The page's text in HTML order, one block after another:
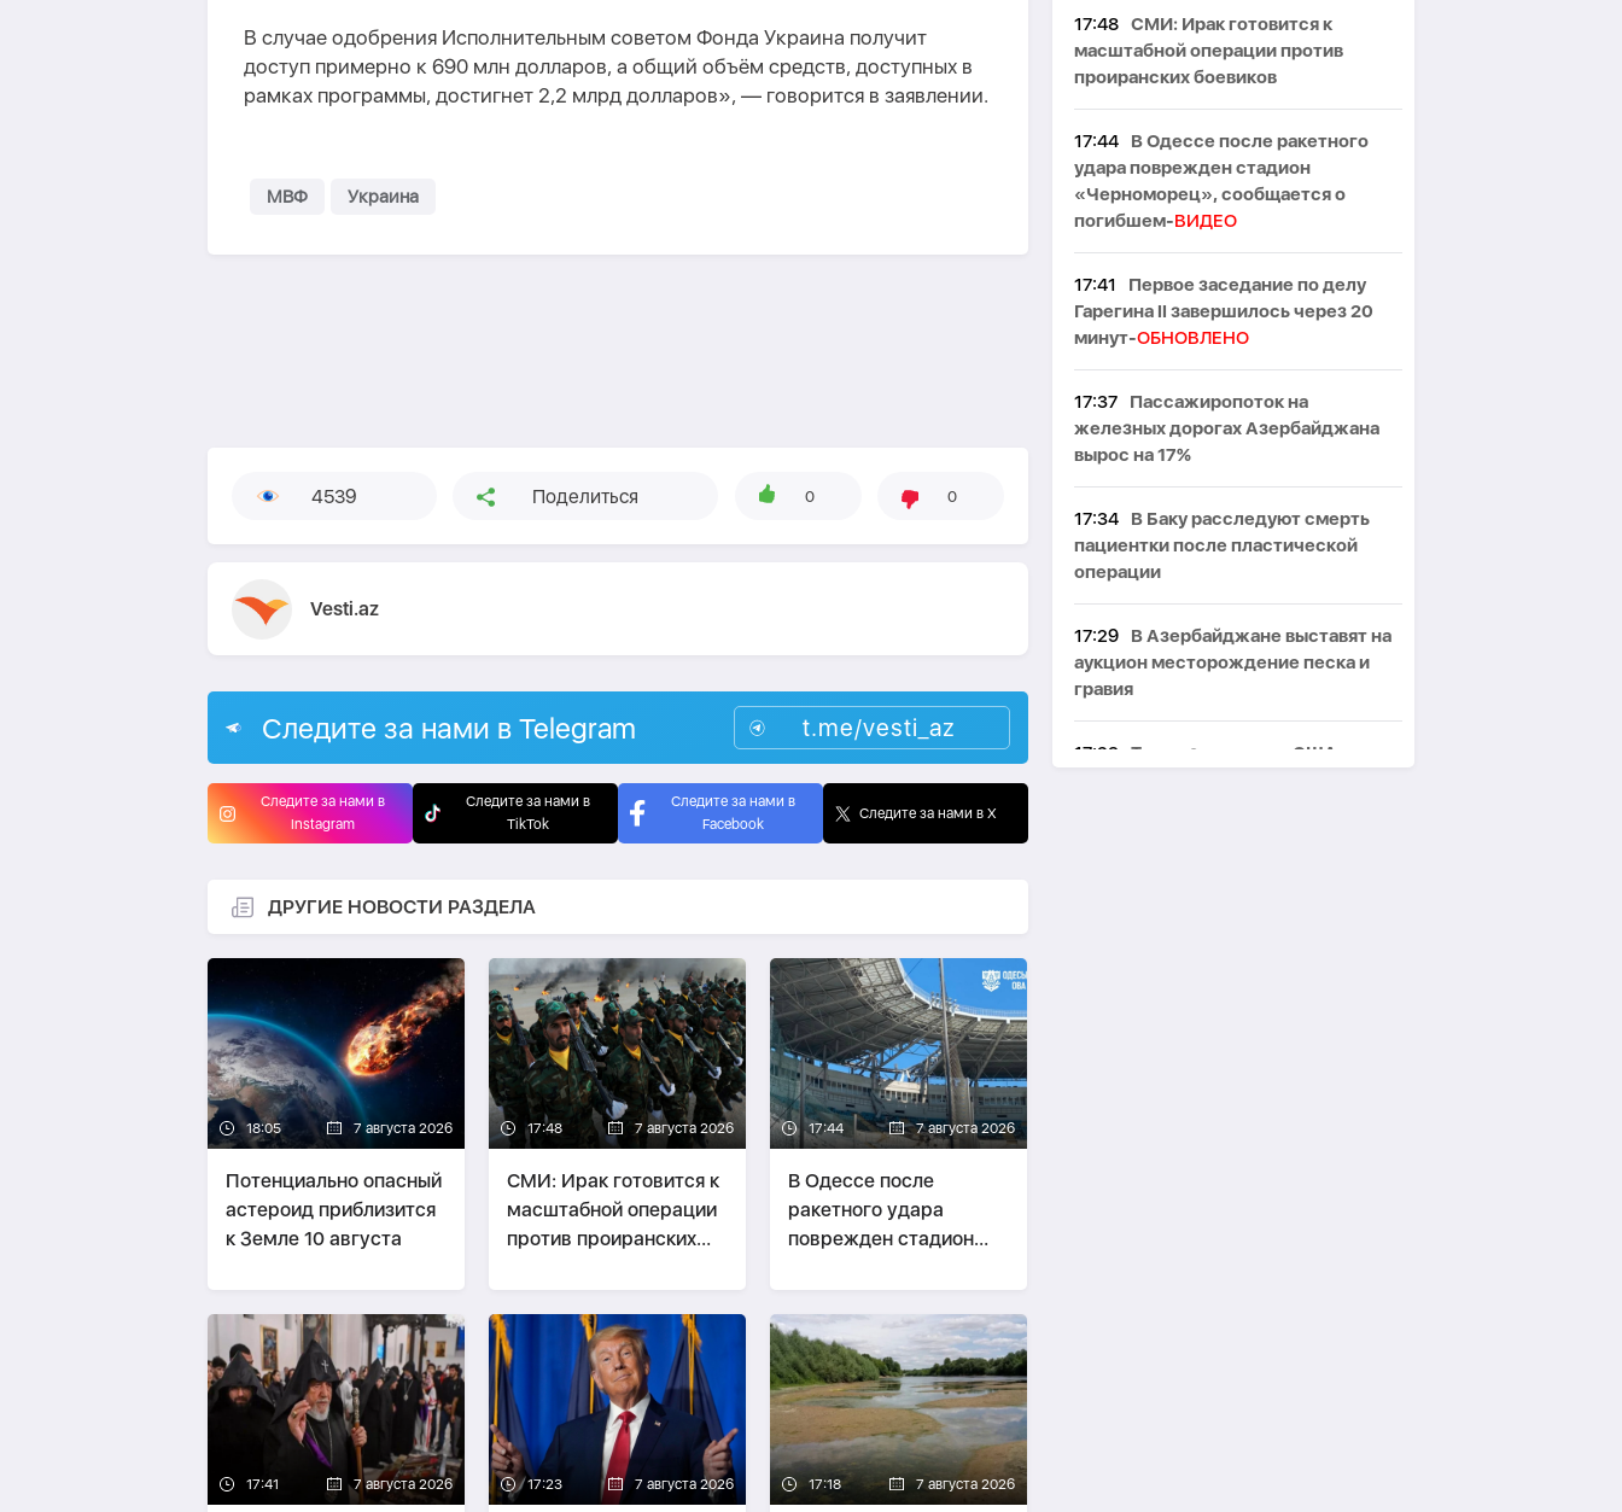
В случае одобрения Исполнительным советом Фонда Украина получит
доступ примерно к 690 млн долларов, а общий объём средств, доступных в
рамках программы, достигнет 2,2 млрд долларов», — говорится в заявлении.
МВФ Украина
4539 Поделиться 0 0
Vesti.az
Следите за нами в Telegram t.me/vesti_az
Следите за нами в
Instagram
Следите за нами в
TikTok
Следите за нами в
Facebook
Следите за нами в X
ДРУГИЕ НОВОСТИ РАЗДЕЛА
18:05 7 августа 2026
Потенциально опасный
астероид приблизится
к Земле 10 августа
17:48 7 августа 2026
СМИ: Ирак готовится к
масштабной операции
против проиранских
17:44 7 августа 2026
В Одессе после
ракетного удара
поврежден стадион
сообщается о
погибшем-
ВИДЕО
17:41 7 августа 2026 17:23 7 августа 2026 17:18 7 августа 2026
17:48 СМИ: Ирак готовится к
масштабной операции против
проиранских боевиков
17:44
В Одессе после ракетного
удара поврежден стадион
«Черноморец», сообщается о
погибшем-ВИДЕО
17:41
Первое заседание по делу
Гарегина II завершилось через 20
минут-ОБНОВЛЕНО
17:37
Пассажиропоток на
железных дорогах Азербайджана
вырос на 17%
17:34
В Баку расследуют смерть
пациентки после пластической
операции
17:29
В Азербайджане выставят на
аукцион месторождение песка и
гравия
17:23
Трамп заявил, что США